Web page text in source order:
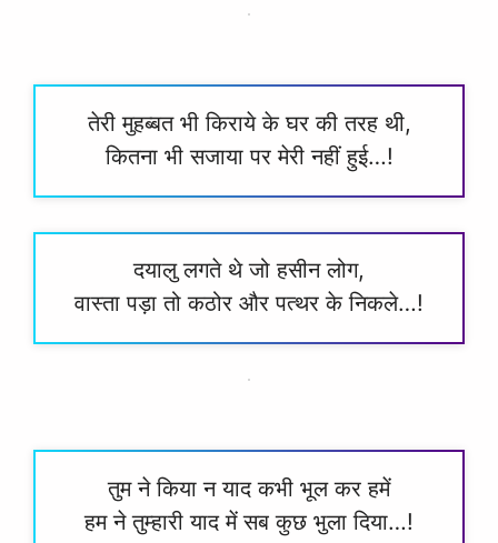
तेरी मुहब्बत भी किराये के घर की तरह थी,
कितना भी सजाया पर मेरी नहीं हुई…!
दयालु लगते थे जो हसीन लोग,
वास्ता पड़ा तो कठोर और पत्थर के निकले…!
तुम ने किया न याद कभी भूल कर हमें
हम ने तुम्हारी याद में सब कुछ भुला दिया…!